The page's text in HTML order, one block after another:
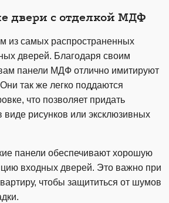
двери с отделкой МДФ
из самых распространенных
дверей. Благодаря своим
панели МДФ отлично имитируют
так же легко поддаются
что позволяет придать
виде рисунков или эксклюзивных
панели обеспечивают хорошую
входных дверей. Это важно при
чтобы защититься от шумов